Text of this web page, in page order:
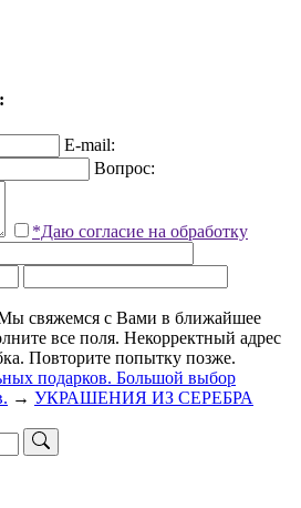
E-mail:
Вопрос:
*Даю согласие на обработку
свяжемся с Вами в ближайшее
все поля. Некорректный адрес
Повторите попытку позже.
подарков. Большой выбор
→ УКРАШЕНИЯ ИЗ СЕРЕБРА